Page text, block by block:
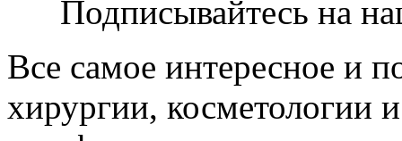
Подписывайтесь на
Все самое интересное и
хирургии, косметологии